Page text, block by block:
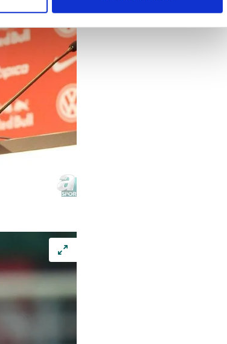
hedefli reklamlar gösterilmeyecektir."
üçüncü kişilere ait çerezler kullanılmaktadır. Bu
bilgi toplumu hizmetlerinin sunulması
ve kişiselleştirilmesi ve sizlere yönelik
rızanız dahilinde kullanılacaktır.
Çerezlere ilişkin detaylı bilgi için Ayarlar
Metnimizi okumak ve sitemizde ilgili